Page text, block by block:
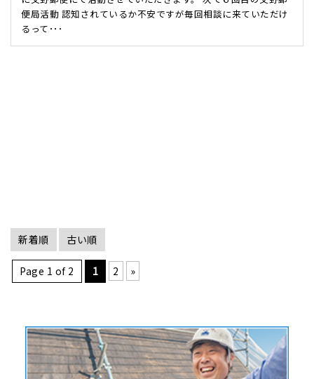
便局活動 認知されているか不安ですが毎回相談に来ていただけ
るって･･･
新着順 古い順
Page 1 of 2 1 2 »